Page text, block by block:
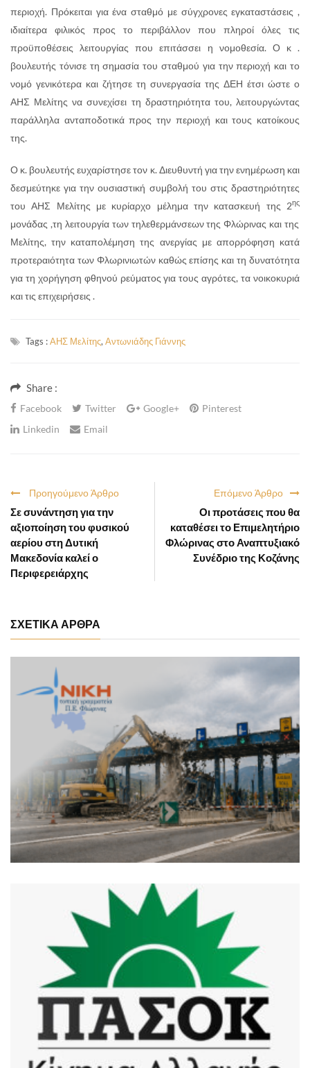
περιοχή. Πρόκειται για ένα σταθμό με σύγχρονες εγκαταστάσεις ,
ιδιαίτερα φιλικός προς το περιβάλλον που πληροί όλες τις
προϋποθέσεις λειτουργίας που επιτάσσει η νομοθεσία. Ο κ .
βουλευτής τόνισε τη σημασία του σταθμού για την περιοχή και το
νομό γενικότερα και ζήτησε τη συνεργασία της ΔΕΗ έτσι ώστε ο
ΑΗΣ Μελίτης να συνεχίσει τη δραστηριότητα του, λειτουργώντας
παράλληλα ανταποδοτικά προς την περιοχή και τους κατοίκους
της.
Ο κ. βουλευτής ευχαρίστησε τον κ. Διευθυντή για την ενημέρωση και
δεσμεύτηκε για την ουσιαστική συμβολή του στις δραστηριότητες
του ΑΗΣ Μελίτης με κυρίαρχο μέλημα την κατασκευή της 2ης
μονάδας ,τη λειτουργία των τηλεθερμάνσεων της Φλώρινας και της
Μελίτης, την καταπολέμηση της ανεργίας με απορρόφηση κατά
προτεραιότητα των Φλωρινιωτών καθώς επίσης και τη δυνατότητα
για τη χορήγηση φθηνού ρεύματος για τους αγρότες, τα νοικοκυριά
και τις επιχειρήσεις .
Tags :ΑΗΣ Μελίτης, Αντωνιάδης Γιάννης
Share :
Facebook Twitter Google+
Pinterest
Linkedin
Email
Επόμενο Άρθρο
Οι προτάσεις που θα
καταθέσει το Επιμελητήριο
Φλώρινας στο Αναπτυξιακό
Συνέδριο της Κοζάνης
Προηγούμενο Άρθρο
Σε συνάντηση για την
αξιοποίηση του φυσικού
αερίου στη Δυτική
Μακεδονία καλεί ο
Περιφερειάρχης
ΣΧΕΤΙΚΑ ΑΡΘΡΑ